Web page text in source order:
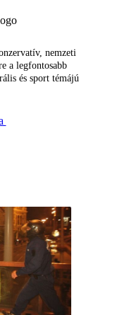
nemzeti
a legfontosabb
és sport témájú